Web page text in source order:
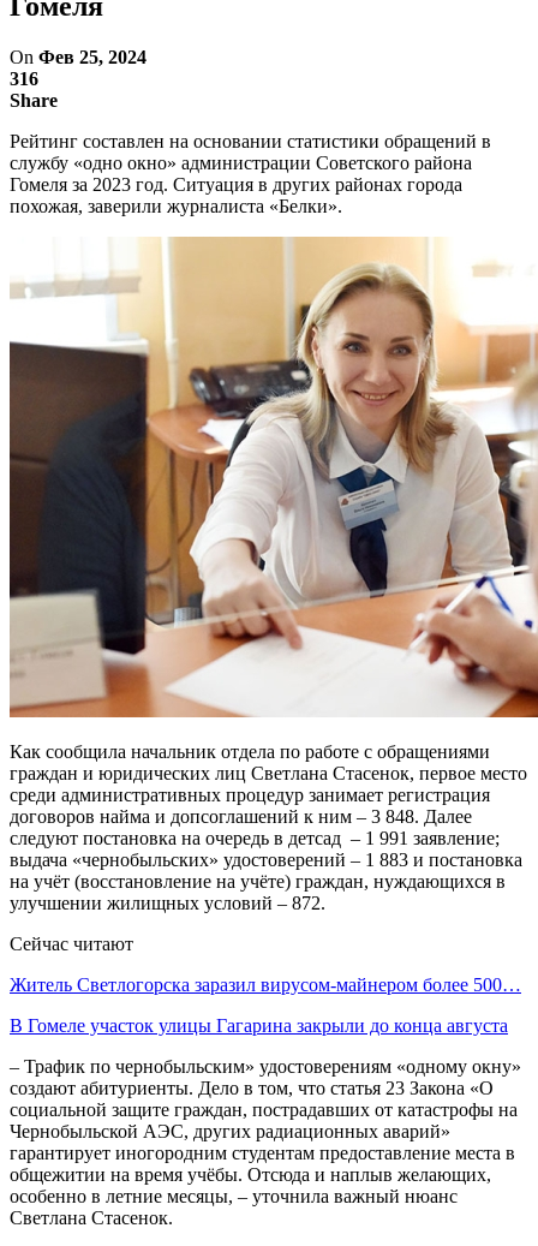
On Фев 25, 2024
316
Share
Рейтинг составлен на основании статистики обращений в
службу «одно окно» администрации Советского района
Гомеля за 2023 год. Ситуация в других районах города
похожая, заверили журналиста «Белки».
Как сообщила начальник отдела по работе с обращениями
граждан и юридических лиц Светлана Стасенок, первое место
среди административных процедур занимает регистрация
договоров найма и допсоглашений к ним – 3 848. Далее
следуют постановка на очередь в детсад – 1 991 заявление;
выдача «чернобыльских» удостоверений – 1 883 и постановка
на учёт (восстановление на учёте) граждан, нуждающихся в
улучшении жилищных условий – 872.
Сейчас читают
Житель Светлогорска заразил вирусом-майнером более 500…
В Гомеле участок улицы Гагарина закрыли до конца августа
– Трафик по чернобыльским» удостоверениям «одному окну»
создают абитуриенты. Дело в том, что статья 23 Закона «О
социальной защите граждан, пострадавших от катастрофы на
Чернобыльской АЭС, других радиационных аварий»
гарантирует иногородним студентам предоставление места в
общежитии на время учёбы. Отсюда и наплыв желающих,
особенно в летние месяцы, – уточнила важный нюанс
Светлана Стасенок.